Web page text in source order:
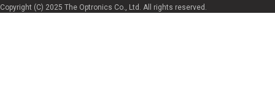
Copyright (C) 2025 The Optronics Co., Ltd. All rights reserved.